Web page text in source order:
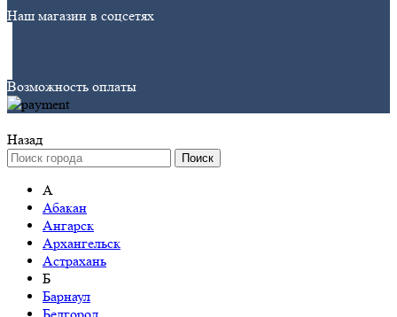
Наш магазин в соцсетях
Возможность оплаты
Назад
Поиск
А
Абакан
Ангарск
Архангельск
Астрахань
Б
Барнаул